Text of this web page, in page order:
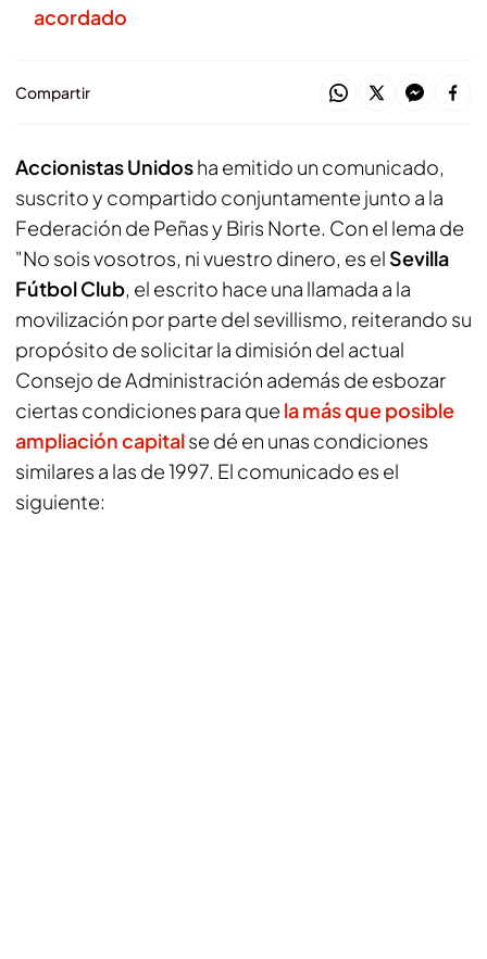
acordado
Compartir
Accionistas Unidosha emitido un comunicado,
suscrito y compartido conjuntamente junto a la
Federación de Peñas y Biris Norte. Con el lema de
"No sois vosotros, ni vuestro dinero, es el Sevilla
Fútbol Club, el escrito hace una llamada a la
movilización por parte del sevillismo, reiterando su
propósito de solicitar la dimisión del actual
Consejo de Administración además de esbozar
ciertas condiciones para que la más que posible
ampliación capitalse dé en unas condiciones
similares a las de 1997. El comunicado es el
siguiente: